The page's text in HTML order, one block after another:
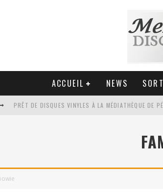
ACCUEIL NEWS
PRÊT DE DISQUES VINYLES À LA MÉDIATHÈQUE DE
VENTE AUX ENCHÈRES D'UNE COLLECTION DE 6000